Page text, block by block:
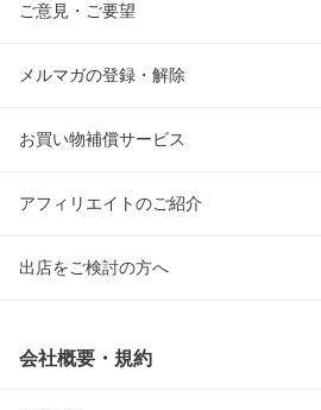
ご意見・ご要望
メルマガの登録・解除
お買い物補償サービス
アフィリエイトのご紹介
出店をご検討の方へ
会社概要・規約